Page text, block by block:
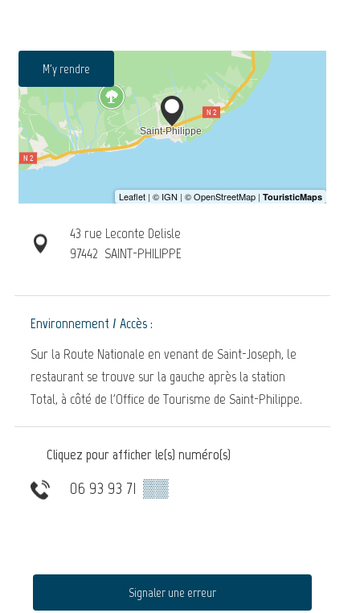
M'y rendre
43 rue Leconte Delisle
97442 SAINT-PHILIPPE
Environnement / Accès :
Sur la Route Nationale en venant de Saint-Joseph, le
restaurant se trouve sur la gauche après la station
Total, à côté de l'Office de Tourisme de Saint-Philippe.
Cliquez pour afficher le(s) numéro(s)
06 93 93 71 ▒▒
Signaler une erreur